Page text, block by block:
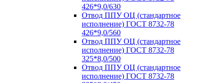
426*9,0/630
Отвод ППУ ОЦ (стандартное
исполнение) ГОСТ 8732-78
426*9,0/560
Отвод ППУ ОЦ (стандартное
исполнение) ГОСТ 8732-78
325*8,0/500
Отвод ППУ ОЦ (стандартное
исполнение) ГОСТ 8732-78